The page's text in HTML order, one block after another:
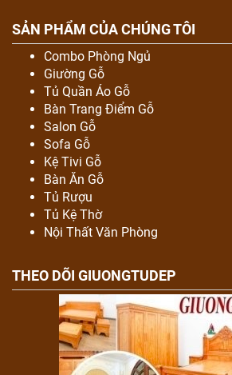
SẢN PHẨM CỦA CHÚNG TÔI
Combo Phòng Ngủ
Giường Gỗ
Tủ Quần Áo Gỗ
Bàn Trang Điểm Gỗ
Salon Gỗ
Sofa Gỗ
Kệ Tivi Gỗ
Bàn Ăn Gỗ
Tủ Rượu
Tủ Kệ Thờ
Nội Thất Văn Phòng
THEO DÕI GIUONGTUDEP